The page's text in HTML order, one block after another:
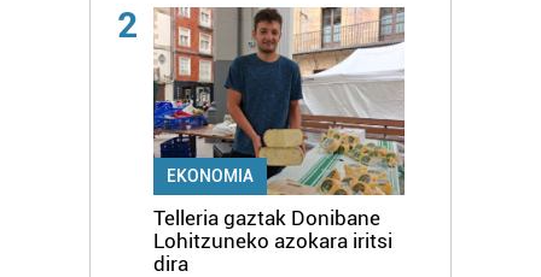
2
EKONOMIA
Telleria gaztak Donibane
Lohitzuneko azokara iritsi
dira